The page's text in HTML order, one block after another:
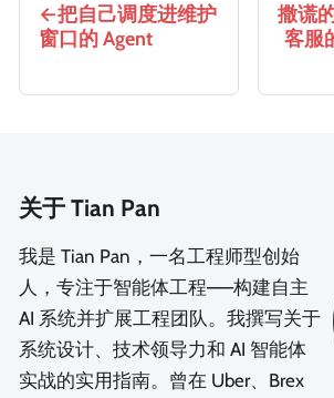
把自己调度进维护
窗口的 Agent
撒谎
客服
关于 Tian Pan
我是 Tian Pan，一名工程师型创始
人，专注于智能体工程——构建自主
AI 系统并扩展工程团队。我撰写关于
系统设计、技术领导力和 AI 智能体
实战的实用指南。曾在 Uber、Brex